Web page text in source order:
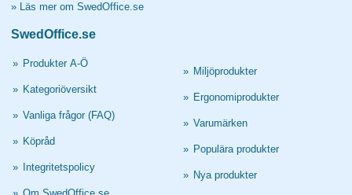
» Läs mer om SwedOffice.se
SwedOffice.se
» Produkter A-Ö
» Kategoriöversikt
» Vanliga frågor (FAQ)
» Köpråd
» Integritetspolicy
» Miljöprodukter
» Ergonomiprodukter
» Varumärken
» Populära produkter
» Nya produkter